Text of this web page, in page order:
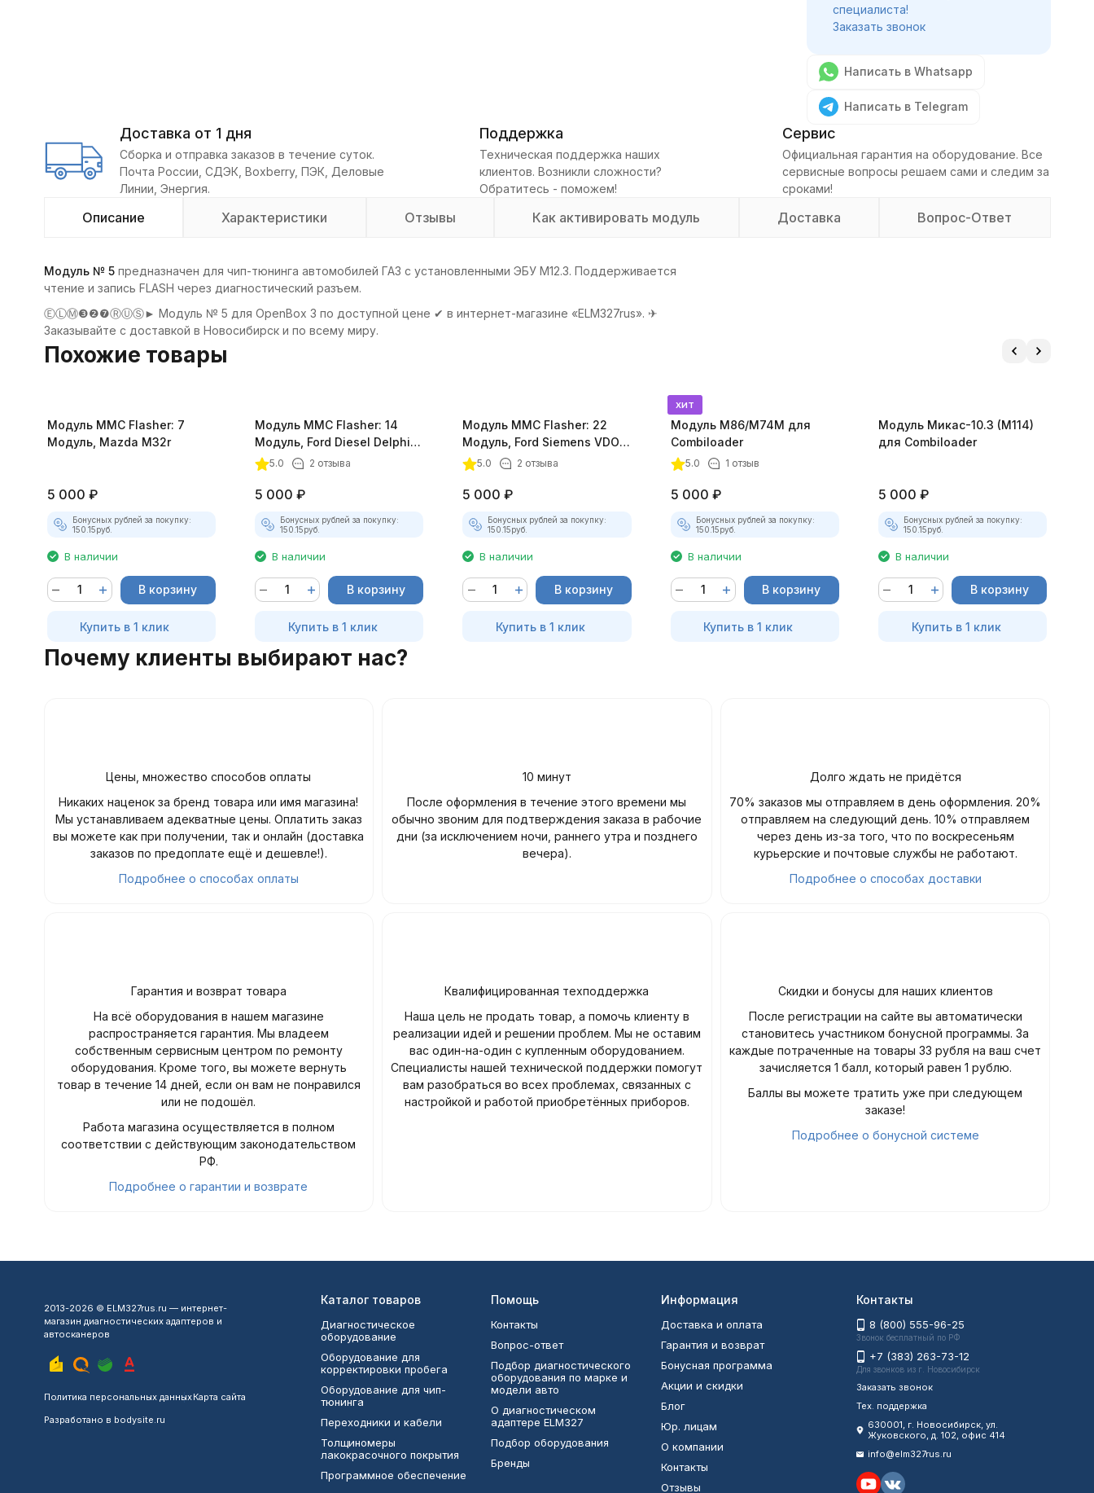
специалиста!
Заказать звонок
Написать в Whatsapp
Написать в Telegram
Доставка от 1 дня
Сборка и отправка заказов в течение суток.
Почта России, СДЭК, Boxberry, ПЭК, Деловые
Линии, Энергия.
Поддержка
Техническая поддержка наших
клиентов. Возникли сложности?
Обратитесь - поможем!
Сервис
Официальная гарантия на оборудование. Все
сервисные вопросы решаем сами и следим за
сроками!
Описание Характеристики Отзывы Как активировать модуль Доставка Вопрос-Ответ
Модуль № 5предназначен для чип-тюнинга автомобилей ГАЗ с установленными ЭБУ М12.3. Поддерживается
чтение и запись FLASH через диагностический разъем.
ⒺⓁⓂ❸❷❼ⓇⓊⓈ► Модуль № 5 для OpenBox 3 по доступной цене ✔ в интернет-магазине «ELM327rus». ✈
Заказывайте с доставкой в Новосибирск и по всему миру.
Похожие товары
Модуль MMC Flasher: 7
Модуль, Mazda M32r
5 000 ₽
Бонусных рублей за покупку:
150.15руб.
В наличии
В корзину
Купить в 1 клик
Модуль MMC Flasher: 14
Модуль, Ford Diesel Delphi
DCM3.5
5.0 2 отзыва
5 000 ₽
Бонусных рублей за покупку:
150.15руб.
В наличии
В корзину
Купить в 1 клик
Модуль MMC Flasher: 22
Модуль, Ford Siemens VDO
EMS2102 и EMS2101
5.0 2 отзыва
5 000 ₽
Бонусных рублей за покупку:
150.15руб.
В наличии
В корзину
Купить в 1 клик
хит
Модуль M86/М74М для
Combiloader
5.0 1 отзыв
5 000 ₽
Бонусных рублей за покупку:
150.15руб.
В наличии
В корзину
Купить в 1 клик
Модуль Mикас-10.3 (M114)
для Combiloader
5 000 ₽
Бонусных рублей за покупку:
150.15руб.
В наличии
В корзину
Купить в 1 клик
Почему клиенты выбирают нас?
Цены, множество способов оплаты
Никаких наценок за бренд товара или имя магазина!
Мы устанавливаем адекватные цены. Оплатить заказ
вы можете как при получении, так и онлайн (доставка
заказов по предоплате ещё и дешевле!).
Подробнее о способах оплаты
10 минут
После оформления в течение этого времени мы
обычно звоним для подтверждения заказа в рабочие
дни (за исключением ночи, раннего утра и позднего
вечера).
Долго ждать не придётся
70% заказов мы отправляем в день оформления. 20%
отправляем на следующий день. 10% отправляем
через день из-за того, что по воскресеньям
курьерские и почтовые службы не работают.
Подробнее о способах доставки
Гарантия и возврат товара
На всё оборудования в нашем магазине
распространяется гарантия. Мы владеем
собственным сервисным центром по ремонту
оборудования. Кроме того, вы можете вернуть
товар в течение 14 дней, если он вам не понравился
или не подошёл.
Работа магазина осуществляется в полном
соответствии с действующим законодательством
РФ.
Подробнее о гарантии и возврате
Квалифицированная техподдержка
Наша цель не продать товар, а помочь клиенту в
реализации идей и решении проблем. Мы не оставим
вас один-на-один с купленным оборудованием.
Специалисты нашей технической поддержки помогут
вам разобраться во всех проблемах, связанных с
настройкой и работой приобретённых приборов.
Скидки и бонусы для наших клиентов
После регистрации на сайте вы автоматически
становитесь участником бонусной программы. За
каждые потраченные на товары 33 рубля на ваш счет
зачисляется 1 балл, который равен 1 рублю.
Баллы вы можете тратить уже при следующем
заказе!
Подробнее о бонусной системе
2013-2026 © ELM327rus.ru — интернет-
магазин диагностических адаптеров и
автосканеров
Политика персональных данныхКарта сайта
Разработано в bodysite.ru
Каталог товаров
Диагностическое
оборудование
Оборудование для
корректировки пробега
Оборудование для чип-
тюнинга
Переходники и кабели
Толщиномеры
лакокрасочного покрытия
Программное обеспечение
Помощь
Контакты
Вопрос-ответ
Подбор диагностического
оборудования по марке и
модели авто
О диагностическом
адаптере ELM327
Подбор оборудования
Бренды
Информация
Доставка и оплата
Гарантия и возврат
Бонусная программа
Акции и скидки
Блог
Юр. лицам
О компании
Контакты
Отзывы
Контакты
8 (800) 555-96-25
Звонок бесплатный по РФ
+7 (383) 263-73-12
Для звонков из г. Новосибирск
Заказать звонок
Тех. поддержка
630001, г. Новосибирск, ул.
Жуковского, д. 102, офис 414
info@elm327rus.ru